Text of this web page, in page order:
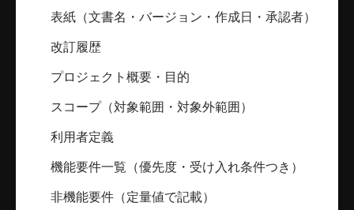
表紙（文書名・バージョン・作成日・承認者）
改訂履歴
プロジェクト概要・目的
スコープ（対象範囲・対象外範囲）
利用者定義
機能要件一覧（優先度・受け入れ条件つき）
非機能要件（定量値で記載）